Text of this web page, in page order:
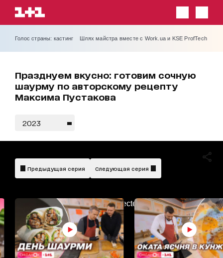
Голос страны: кастинг Шлях майстра вместе с Work.ua и KSE ProfTech
Празднуем вкусно: готовим сочную
шаурму по авторскому рецепту
Максима Пустакова
2023
AdBlockDetected!
Предыдущая серия Следующая серия